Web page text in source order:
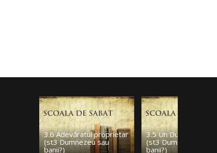
3.6 Adevăratul proprietar
(st3 Dumnezeu sau
banii?)
3.5 Un Dumnezeu
(st3 Dumnezeu sau
banii?)